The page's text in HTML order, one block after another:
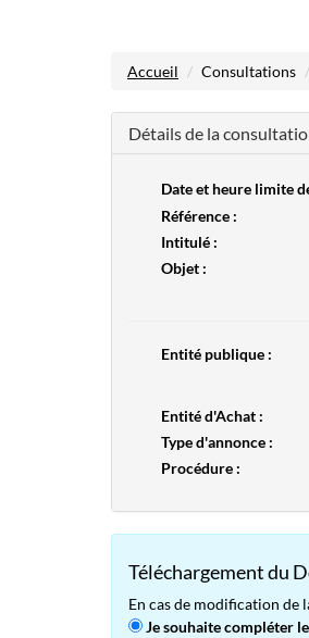
Accueil Consultations
Détails de la
Date et heure limite
Référence :
Intitulé :
Objet :
Entité publique :
Entité d'Achat :
Type d'annonce :
Procédure :
Téléchargement du
En cas de modification de
Je souhaite compléter